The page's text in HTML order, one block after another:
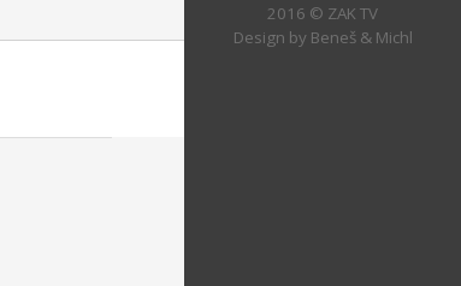
2016 © ZAK TV
Design by Beneš & Michl